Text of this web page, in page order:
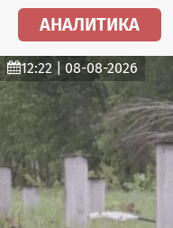
АНАЛИТИКА
12:22 | 08-08-2026